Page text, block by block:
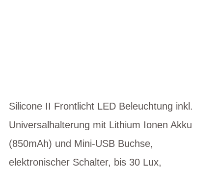
Silicone II Frontlicht LED Beleuchtung inkl.
Universalhalterung mit Lithium Ionen Akku
(850mAh) und Mini-USB Buchse,
elektronischer Schalter, bis 30 Lux,